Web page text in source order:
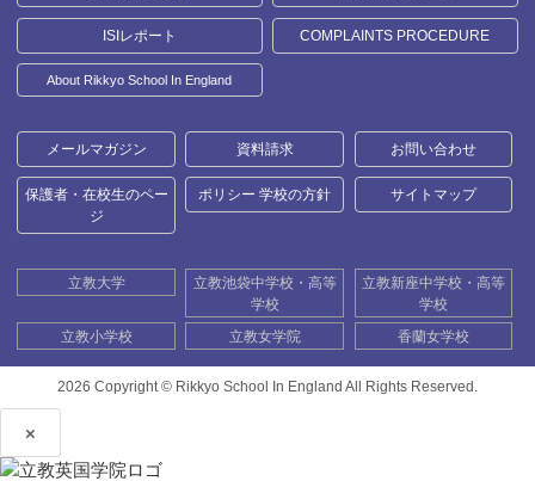
ISIレポート COMPLAINTS PROCEDURE
About Rikkyo School In England
メールマガジン 資料請求 お問い合わせ
保護者・在校生のペー
ジ
ポリシー 学校の方針 サイトマップ
立教大学
立教池袋中学校・高等
学校
立教新座中学校・高等
学校
立教小学校
立教女学院 香蘭女学校
2026 Copyright © Rikkyo School In England All Rights Reserved.
×